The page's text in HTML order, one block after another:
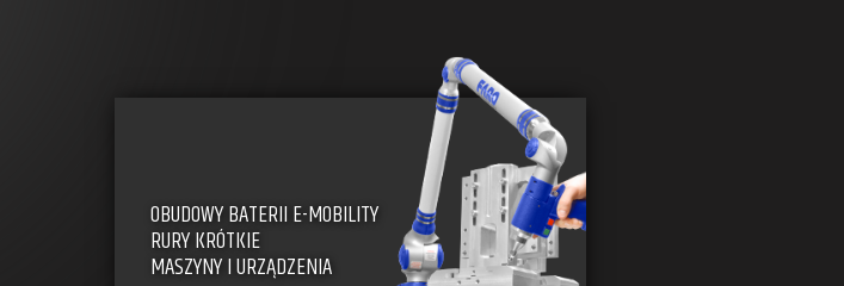
OBUDOWY BATERII E-MOBILITY
RURY KRÓTKIE
MASZYNY I URZĄDZENIA